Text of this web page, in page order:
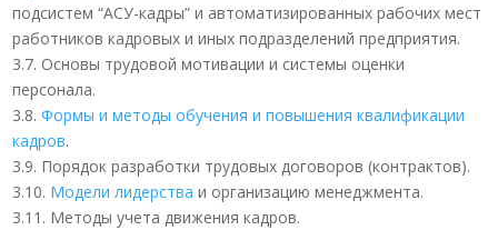
подсистем “АСУ-кадры” и автоматизированных рабочих мест
работников кадровых и иных подразделений предприятия.
3.7. Основы трудовой мотивации и системы оценки
персонала.
3.8.Формы и методы обучения и повышения квалификации
кадров.
3.9. Порядок разработки трудовых договоров (контрактов).
3.10. Модели лидерства и организацию менеджмента.
3.11. Методы учета движения кадров.